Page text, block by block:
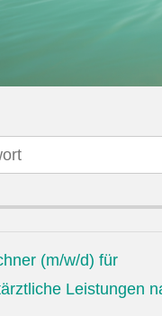
(m/w/d) für
Leistungen